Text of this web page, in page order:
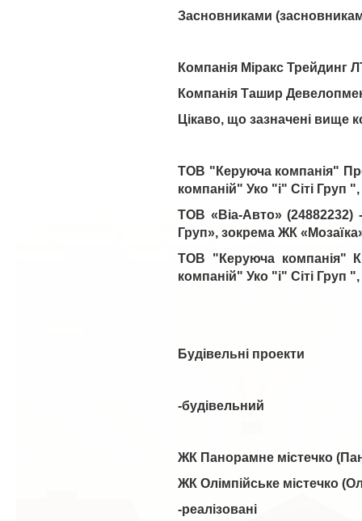
Засновниками
Компанія Міракс Трейдинг
Компанія Ташир
Цікаво, що зазначені вище
ТОВ "Керуюча компанія"
компаній" Уко "і" Сіті Груп
ТОВ «Віа-Авто» (24882232) -
Груп», зокрема ЖК
ТОВ "Керуюча компанія"
компаній" Уко "і" Сіті
Будівельні проекти
-будівельний
ЖК Панорамне містечко
ЖК Олімпійське містечко
-реалізовані